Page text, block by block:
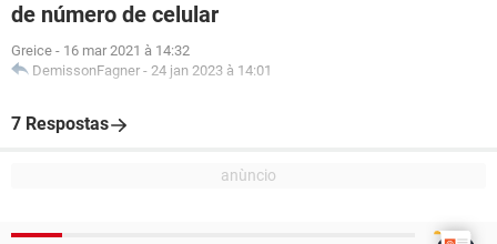
de número de celular
Greice - 16 mar 2021 à 14:32
DemissonFagner - 24 jan 2023 à 14:01
7 Respostas